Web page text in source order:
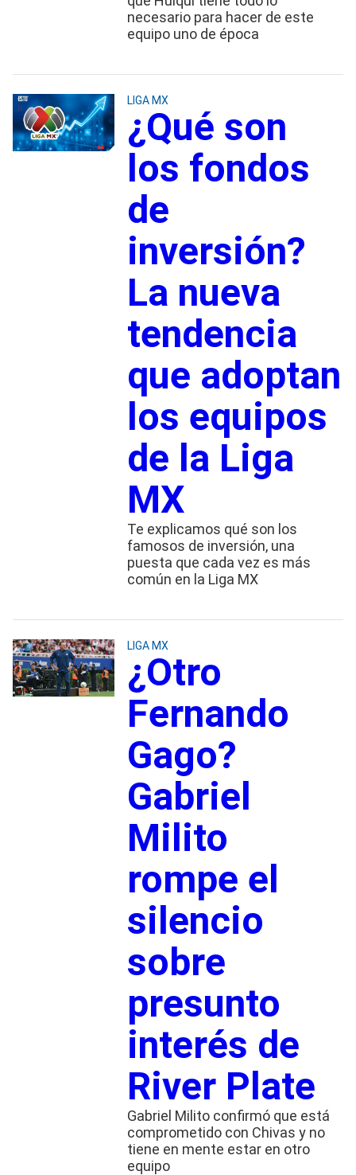
necesario para hacer de este
equipo uno de época
LIGA MX
¿Qué son
los fondos
de
inversión?
La nueva
tendencia
que adoptan
los equipos
de la Liga
MX
Te explicamos qué son los
famosos de inversión, una
puesta que cada vez es más
común en la Liga MX
LIGA MX
¿Otro
Fernando
Gago?
Gabriel
Milito
rompe el
silencio
sobre
presunto
interés de
River Plate
Gabriel Milito confirmó que está
comprometido con Chivas y no
tiene en mente estar en otro
equipo